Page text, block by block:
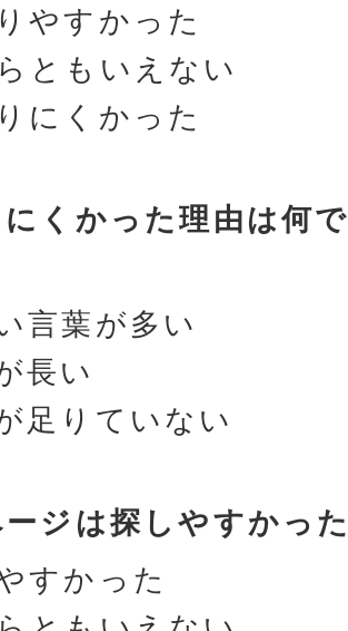
やすかった
ともいえない
にくかった
くかった理由は何
言葉が多い
長い
足りていない
ジは探しやすかっ
すかった